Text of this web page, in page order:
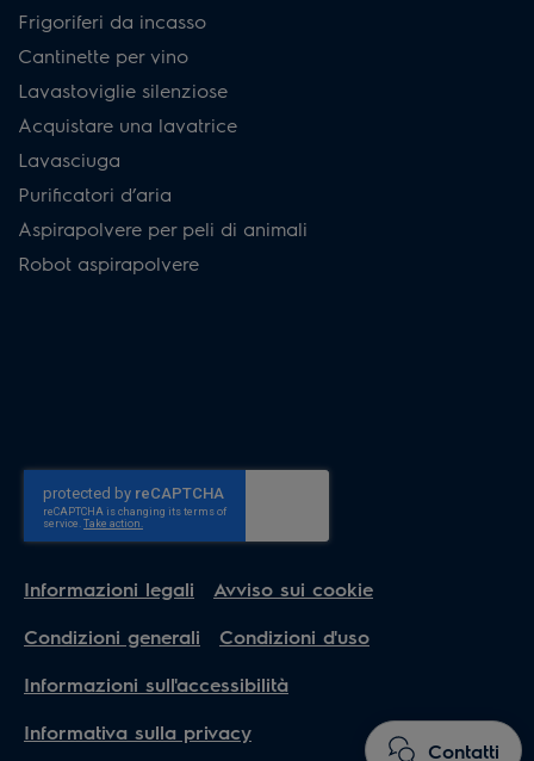
Contatti
Frigoriferi da incasso
Cantinette per vino
Lavastoviglie silenziose
Acquistare una lavatrice
Lavasciuga
Purificatori d’aria
Aspirapolvere per peli di animali
Robot aspirapolvere
Informazioni legali
Avviso sui cookie
Condizioni generali
Condizioni d'uso
Informazioni sull'accessibilità
Informativa sulla privacy